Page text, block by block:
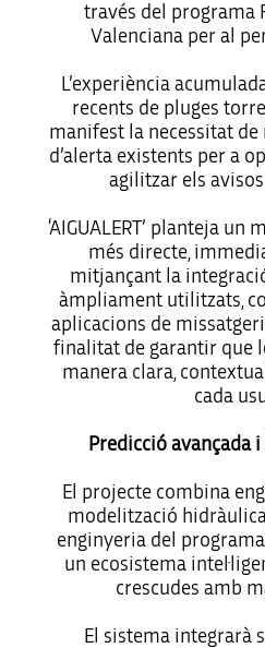
través del programa
Valenciana per al
L’experiència
recents de pluges
manifest la necessitat
d’alerta existents per a
agilitzar els
‘AIGUALERT’ planteja
més directe,
mitjançant la
àmpliament utilitzats,
aplicacions de
finalitat de garantir que
manera clara,
cada
Predicció avançada
El projecte combina
modelització
enginyeria del
un ecosistema
crescudes amb
El sistema integrarà